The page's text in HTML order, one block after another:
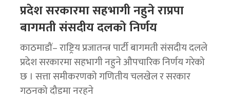
प्रदेश सरकारमा सहभागी नहुने राप्रपा
बागमती संसदीय दलको निर्णय
काठमाडौं– राष्ट्रिय प्रजातन्त्र पार्टी बागमती संसदीय दलले
प्रदेश सरकारमा सहभागी नहुने औपचारिक निर्णय गरेको
छ । सत्ता समीकरणको गणितीय चलखेल र सरकार
गठनको दौडमा नरहने